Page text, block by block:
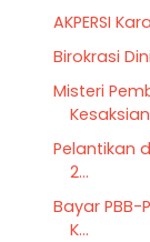
AKPERSI
Birokrasi
​Misteri
Pelantikan
2...
Bayar PBB-
K...